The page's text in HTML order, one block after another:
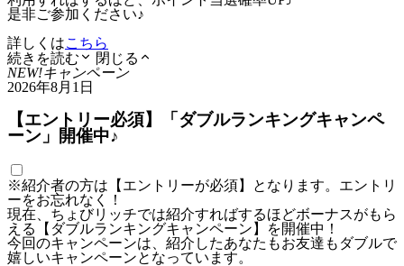
是非ご参加ください♪
詳しくはこちら
続きを読む
閉じる
NEW!キャンペーン
2026年8月1日
【エントリー必須】「ダブルランキングキャンペ
ーン」開催中♪
※紹介者の方は【エントリーが必須】となります。エントリ
ーをお忘れなく！
現在、ちょびリッチでは紹介すればするほどボーナスがもら
える【ダブルランキングキャンペーン】を開催中！
今回のキャンペーンは、紹介したあなたもお友達もダブルで
嬉しいキャンペーンとなっています。